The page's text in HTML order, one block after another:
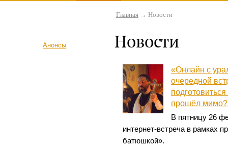
Анонсы
Главная→ Новости
Новости
«Онлайн с
очередной
прошёл
В пятницу 26
интернет-встреча в рамках
батюшкой».